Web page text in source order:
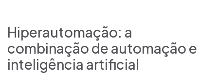
Hiperautomação: a
combinação de automação e
inteligência artificial